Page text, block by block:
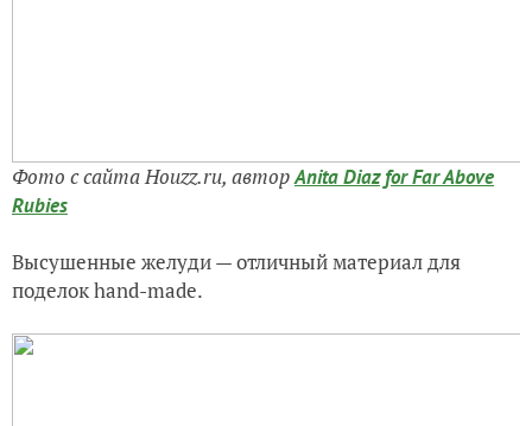
Фото с сайта Houzz.ru, авторAnita Diaz for Far Above
Rubies
Высушенные желуди — отличный материал для
поделок hand-made.